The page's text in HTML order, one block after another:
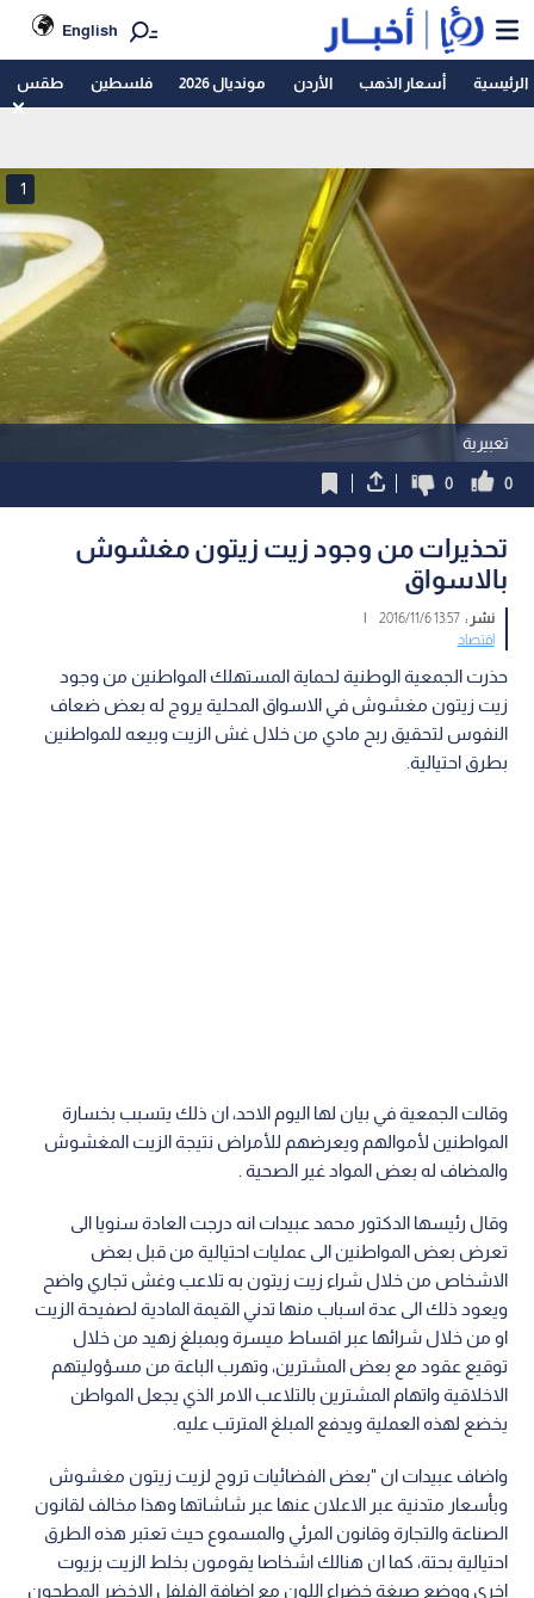
English
الرئيسية أسعار الذهب الأردن مونديال 2026 فلسطين طقس
تعبيرية
1
0
0
تحذيرات من وجود زيت زيتون مغشوش
بالاسواق
نشر :13:57 2016/11/6
|
اقتصاد
حذرت الجمعية الوطنية لحماية المستهلك المواطنين من وجود
زيت زيتون مغشوش في الاسواق المحلية يروج له بعض ضعاف
النفوس لتحقيق ربح مادي من خلال غش الزيت وبيعه للمواطنين
بطرق احتيالية.
وقالت الجمعية في بيان لها اليوم الاحد، ان ذلك يتسبب بخسارة
المواطنين لأموالهم ويعرضهم للأمراض نتيجة الزيت المغشوش
والمضاف له بعض المواد غير الصحية .
وقال رئيسها الدكتور محمد عبيدات انه درجت العادة سنويا الى
تعرض بعض المواطنين الى عمليات احتيالية من قبل بعض
الاشخاص من خلال شراء زيت زيتون به تلاعب وغش تجاري واضح
ويعود ذلك الى عدة اسباب منها تدني القيمة المادية لصفيحة الزيت
او من خلال شرائها عبر اقساط ميسرة وبمبلغ زهيد من خلال
توقيع عقود مع بعض المشترين، وتهرب الباعة من مسؤوليتهم
الاخلاقية واتهام المشترين بالتلاعب الامر الذي يجعل المواطن
يخضع لهذه العملية ويدفع المبلغ المترتب عليه.
واضاف عبيدات ان "بعض الفضائيات تروج لزيت زيتون مغشوش
وبأسعار متدنية عبر الاعلان عنها عبر شاشاتها وهذا مخالف لقانون
الصناعة والتجارة وقانون المرئي والمسموع حيث تعتبر هذه الطرق
احتيالية بحتة، كما ان هنالك اشخاصا يقومون بخلط الزيت بزيوت
اخرى ووضع صبغة خضراء اللون مع اضافة الفلفل الاخضر المطحون